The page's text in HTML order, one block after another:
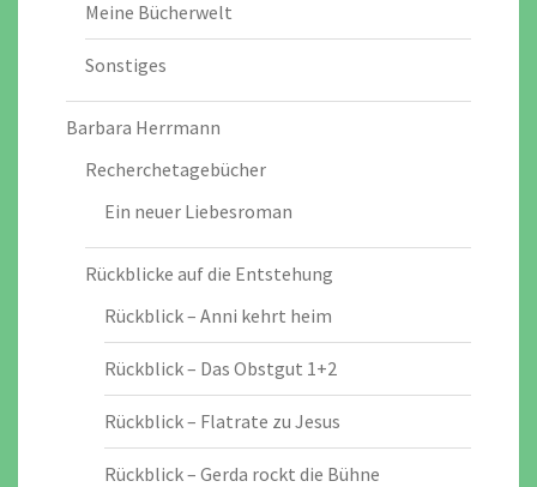
Meine Bücherwelt
Sonstiges
Barbara Herrmann
Recherchetagebücher
Ein neuer Liebesroman
Rückblicke auf die Entstehung
Rückblick – Anni kehrt heim
Rückblick – Das Obstgut 1+2
Rückblick – Flatrate zu Jesus
Rückblick – Gerda rockt die Bühne